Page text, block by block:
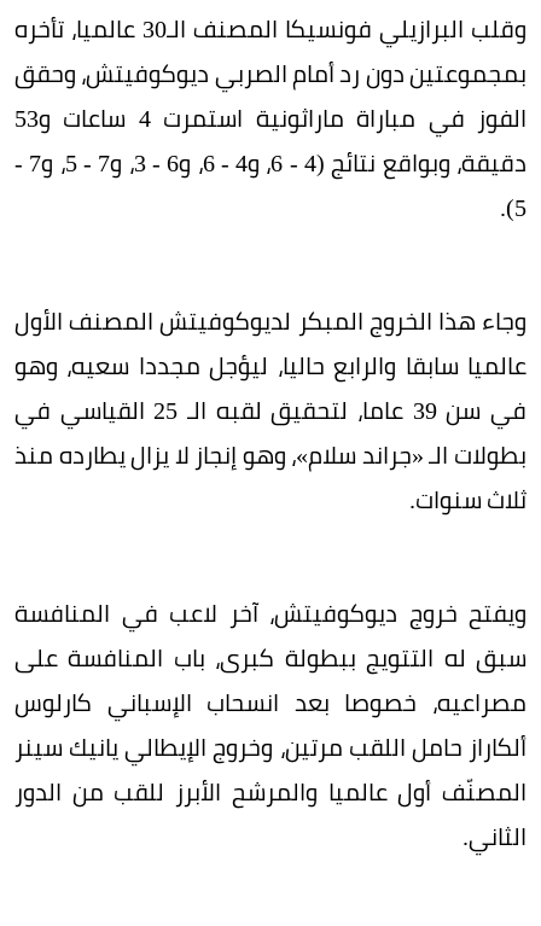
وقلب البرازيلي فونسيكا المصنف الـ30 عالميا، تأخره
بمجموعتين دون رد أمام الصربي ديوكوفيتش، وحقق
الفوز في مباراة ماراثونية استمرت 4 ساعات و53
دقيقة، وبواقع نتائج (4 - 6، و4 - 6، و6 - 3، و7 - 5، و7 -
5).
وجاء هذا الخروج المبكر لديوكوفيتش المصنف الأول
عالميا سابقا والرابع حاليا، ليؤجل مجددا سعيه، وهو
في سن 39 عاما، لتحقيق لقبه الـ 25 القياسي في
بطولات الـ «جراند سلام»، وهو إنجاز لا يزال يطارده منذ
ثلاث سنوات.
ويفتح خروج ديوكوفيتش، آخر لاعب في المنافسة
سبق له التتويج ببطولة كبرى، باب المنافسة على
مصراعيه، خصوصا بعد انسحاب الإسباني كارلوس
ألكاراز حامل اللقب مرتين، وخروج الإيطالي يانيك سينر
المصنّف أول عالميا والمرشح الأبرز للقب من الدور
الثاني.